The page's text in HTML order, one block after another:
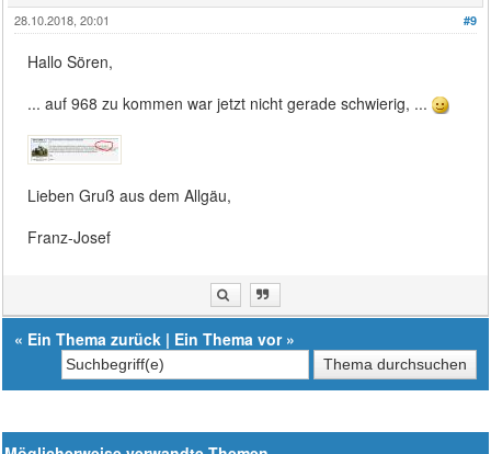
#9
28.10.2018, 20:01
Hallo Sören,
... auf 968 zu kommen war jetzt nicht gerade schwierig, ...
Lieben Gruß aus dem Allgäu,
Franz-Josef
« Ein Thema zurück | Ein Thema vor»